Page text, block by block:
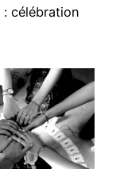
: célébration